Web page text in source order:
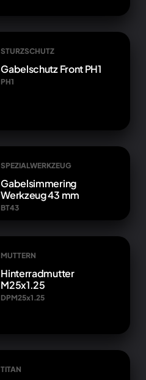
STURZSCHUTZ
Gabelschutz Front PH1
PH1
SPEZIALWERKZEUG
Gabelsimmering
Werkzeug 43 mm
BT43
MUTTERN
Hinterradmutter
M25x1.25
DPM25x1.25
TITAN